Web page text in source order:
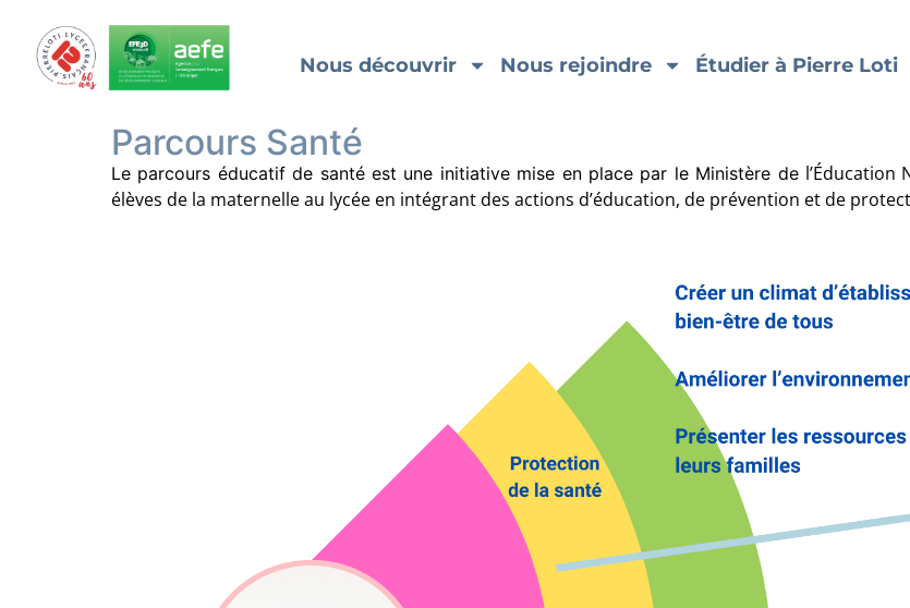
Nous découvrir Nous rejoindre Étudier à Pierre Loti
Parcours Santé
Le parcours éducatif de santé est une initiative mise en place par le Ministère de l’Éducation
élèves de la maternelle au lycée en intégrant des actions d’éducation, de prévention et de